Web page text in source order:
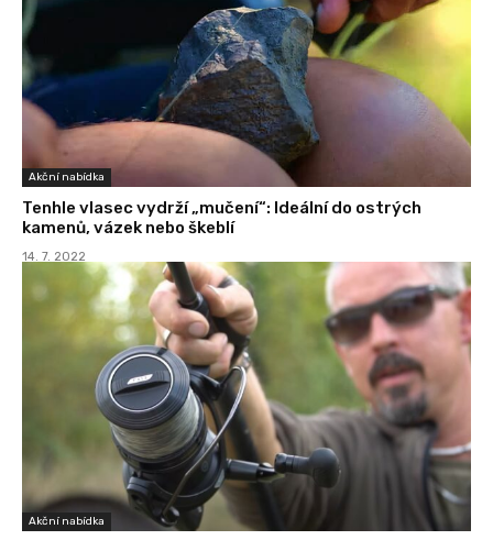
Akční nabídka
Tenhle vlasec vydrží „mučení“: Ideální do ostrých
kamenů, vázek nebo škeblí
14. 7. 2022
Akční nabídka